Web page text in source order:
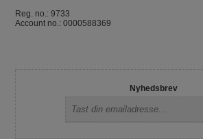
Reg. no.: 9733
Account no.: 0000588369
Nyhedsbrev